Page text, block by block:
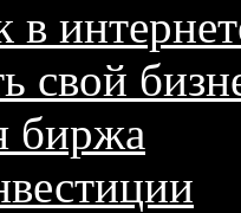
в
свой
биржа